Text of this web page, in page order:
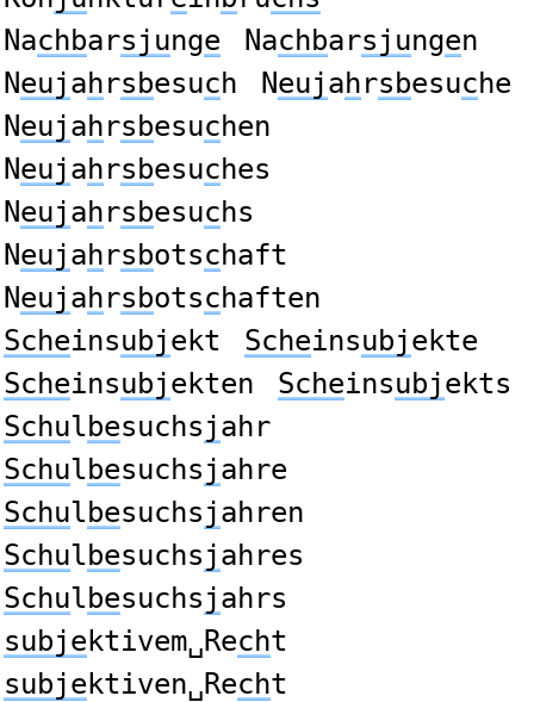
Nachbarsjunge Nachbarsjungen
Neujahrsbesuch Neujahrsbesuche
Neujahrsbesuchen
Neujahrsbesuches
Neujahrsbesuchs
Neujahrsbotschaft
Neujahrsbotschaften
Scheinsubjekt Scheinsubjekte
Scheinsubjekten Scheinsubjekts
Schulbesuchsjahr
Schulbesuchsjahre
Schulbesuchsjahren
Schulbesuchsjahres
Schulbesuchsjahrs
subje ktivem␣Recht
subje ktiven␣Recht